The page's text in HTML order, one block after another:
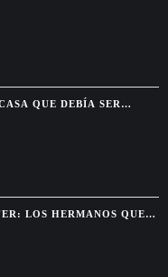
QUE DEBÍA SER
LOS HERMANOS QUE
A UNA PELEA POR